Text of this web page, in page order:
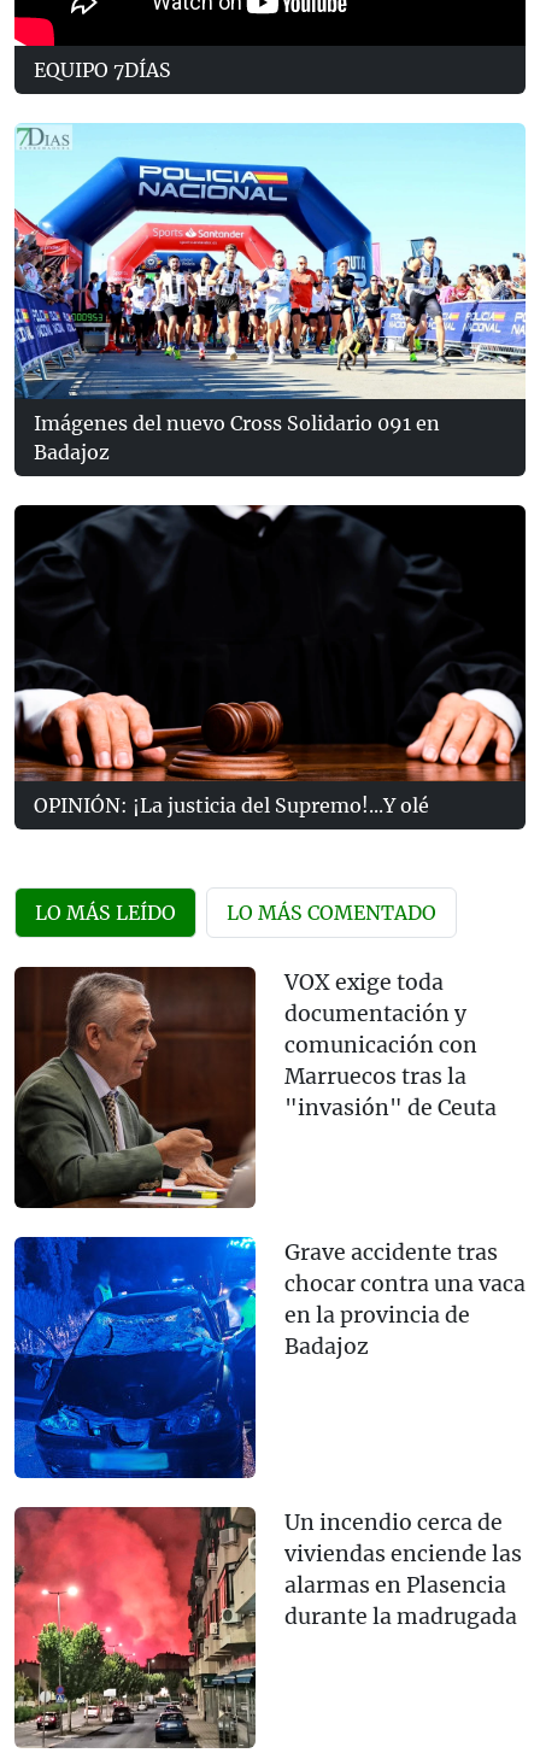
EQUIPO 7DÍAS
Imágenes del nuevo Cross Solidario 091 en
Badajoz
OPINIÓN: ¡La justicia del Supremo!...Y olé
LO MÁS LEÍDO LO MÁS COMENTADO
VOX exige toda
documentación y
comunicación con
Marruecos tras la
"invasión" de Ceuta
Grave accidente tras
chocar contra una vaca
en la provincia de
Badajoz
Un incendio cerca de
viviendas enciende las
alarmas en Plasencia
durante la madrugada